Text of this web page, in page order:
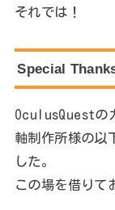
それでは！
Special
OculusQuestの
軸制作所様の以
した。
この場を借りて